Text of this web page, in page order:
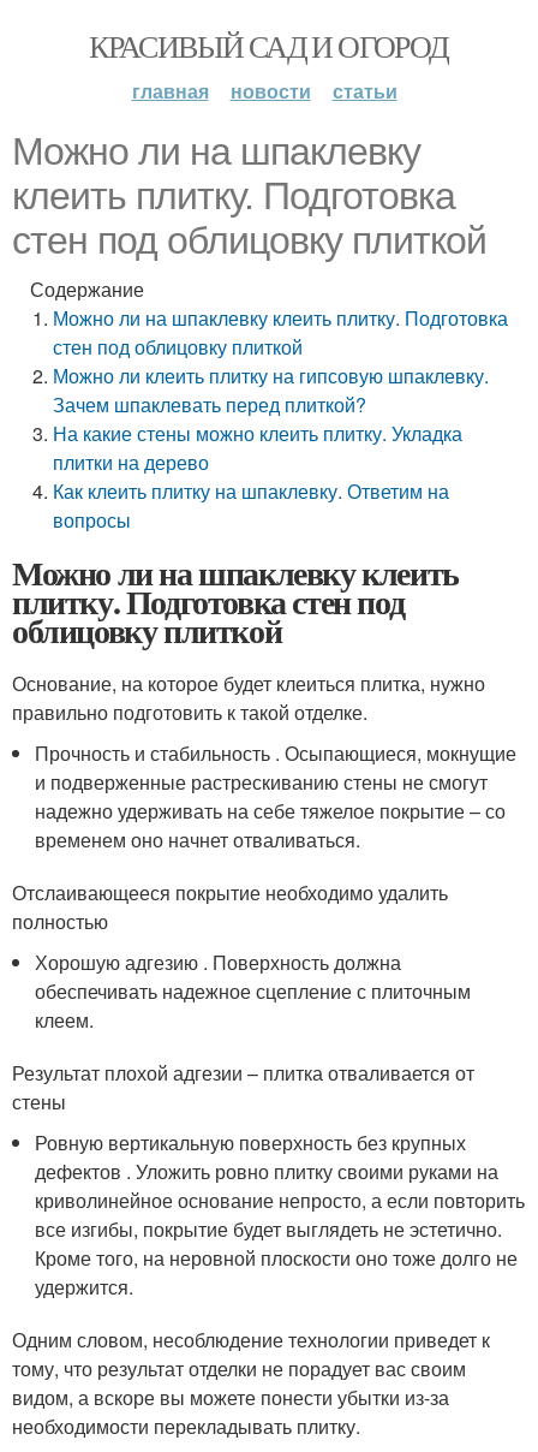
КРАСИВЫЙ САД И ОГОРОД
главная новости статьи
Можно ли на шпаклевку
клеить плитку. Подготовка
стен под облицовку плиткой
Содержание
Можно ли на шпаклевку клеить плитку. Подготовка
стен под облицовку плиткой
Можно ли клеить плитку на гипсовую шпаклевку.
Зачем шпаклевать перед плиткой?
На какие стены можно клеить плитку. Укладка
плитки на дерево
Как клеить плитку на шпаклевку. Ответим на
вопросы
Можно ли на шпаклевку клеить
плитку. Подготовка стен под
облицовку плиткой
Основание, на которое будет клеиться плитка, нужно
правильно подготовить к такой отделке.
Прочность и стабильность . Осыпающиеся, мокнущие
и подверженные растрескиванию стены не смогут
надежно удерживать на себе тяжелое покрытие – со
временем оно начнет отваливаться.
Отслаивающееся покрытие необходимо удалить
полностью
Хорошую адгезию . Поверхность должна
обеспечивать надежное сцепление с плиточным
клеем.
Результат плохой адгезии – плитка отваливается от
стены
Ровную вертикальную поверхность без крупных
дефектов . Уложить ровно плитку своими руками на
криволинейное основание непросто, а если повторить
все изгибы, покрытие будет выглядеть не эстетично.
Кроме того, на неровной плоскости оно тоже долго не
удержится.
Одним словом, несоблюдение технологии приведет к
тому, что результат отделки не порадует вас своим
видом, а вскоре вы можете понести убытки из-за
необходимости перекладывать плитку.